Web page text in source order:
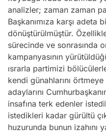
analizler; zaman zaman
Başkanımıza karşı adeta
dönüştürülmüştür.
sürecinde ve sonrasında
kampanyasının
ısrarla partimizi
kendi günahlarını
adaylarını
insafına terk edenler
istedikleri kadar gürültü
huzurunda bunun izahını